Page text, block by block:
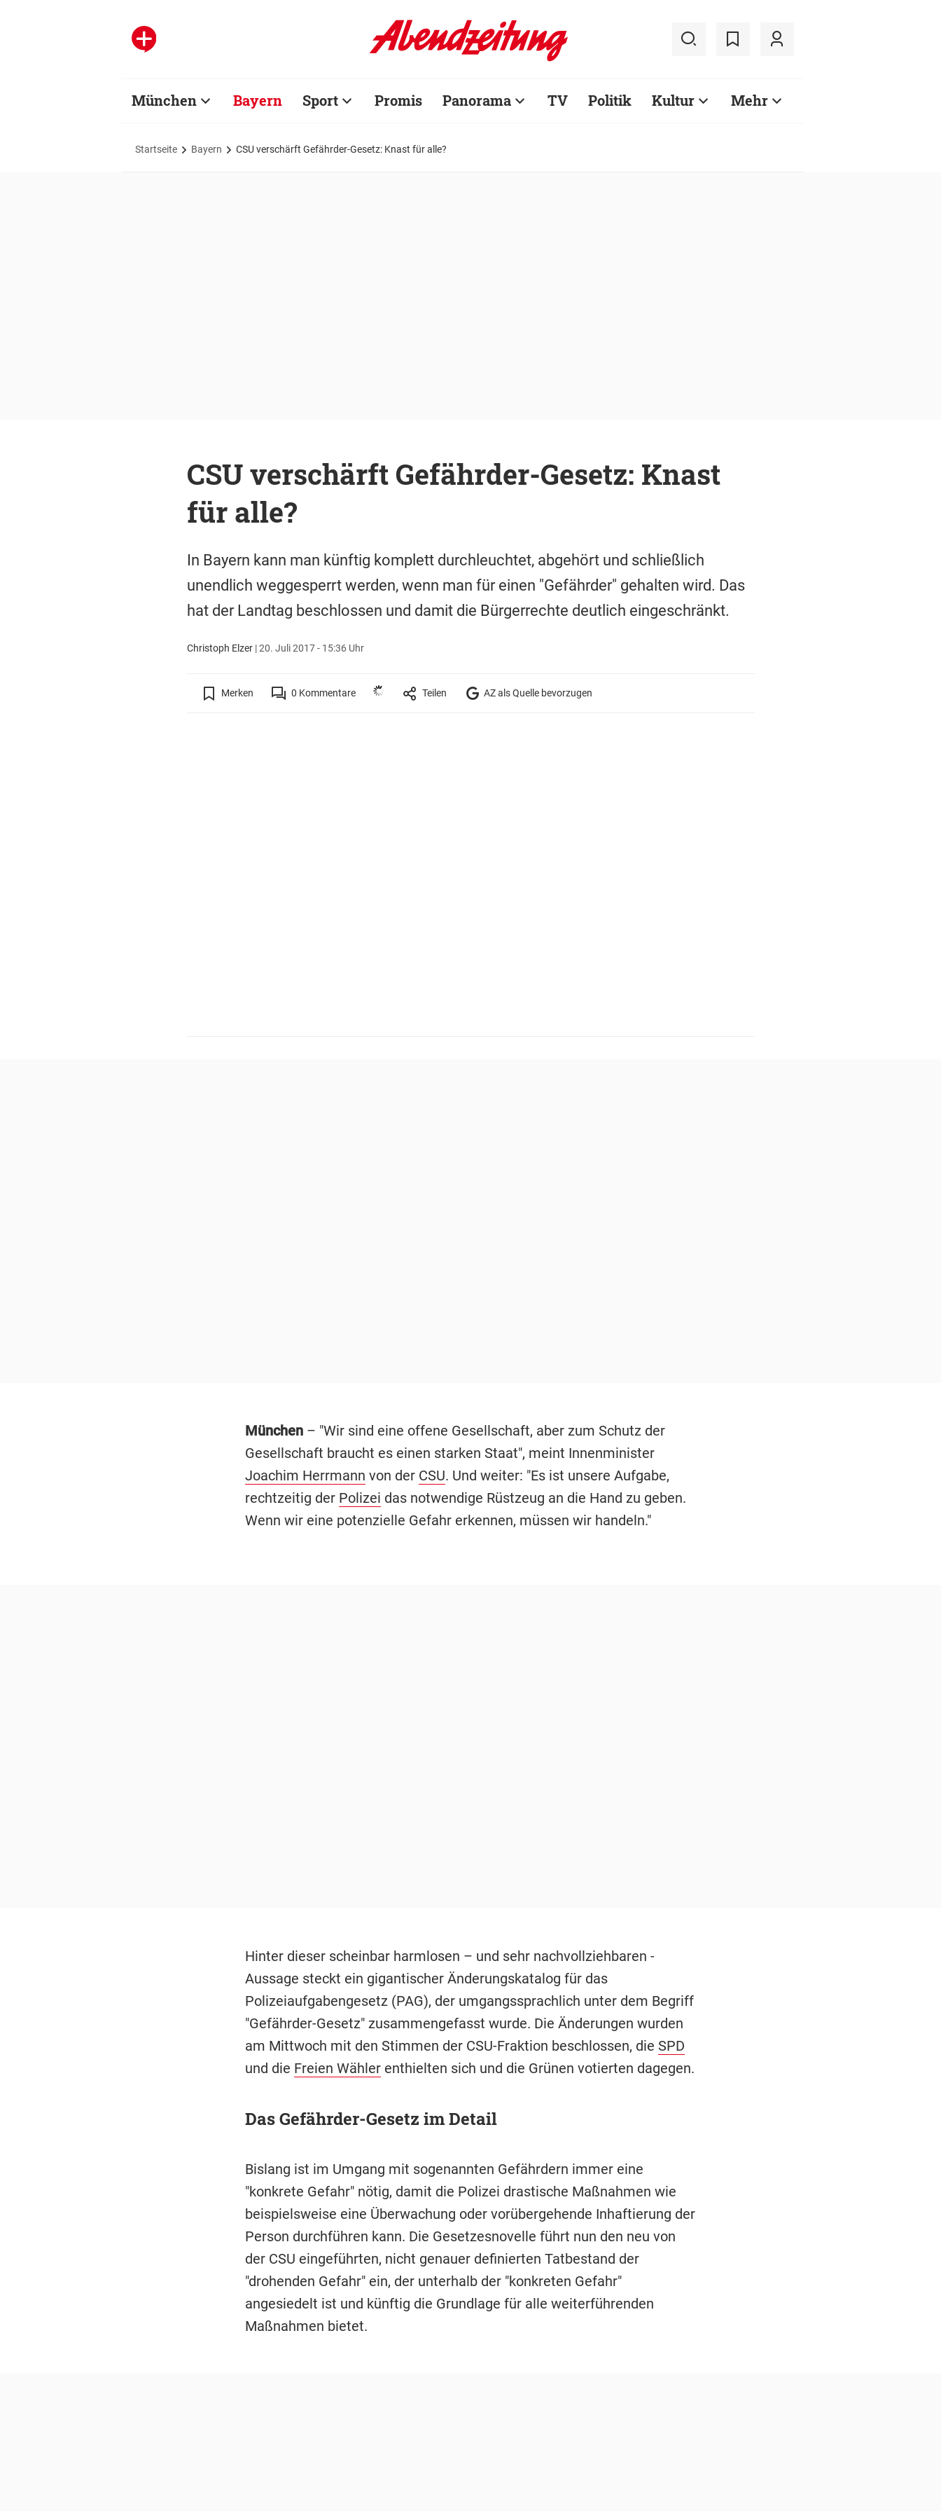
München Bayern Sport Promis Panorama TV Politik Kultur Mehr
Startseite Bayern CSU verschärft Gefährder-Gesetz: Knast für alle?
CSU verschärft Gefährder-Gesetz: Knast
für alle?
In Bayern kann man künftig komplett durchleuchtet, abgehört und schließlich
unendlich weggesperrt werden, wenn man für einen "Gefährder" gehalten wird. Das
hat der Landtag beschlossen und damit die Bürgerrechte deutlich eingeschränkt.
Christoph Elzer|20. Juli 2017 - 15:36 Uhr
Merken 0 Kommentare Teilen AZ als Quelle bevorzugen
München– "Wir sind eine offene Gesellschaft, aber zum Schutz der
Gesellschaft braucht es einen starken Staat", meint Innenminister
Joachim Herrmann von der CSU. Und weiter: "Es ist unsere Aufgabe,
rechtzeitig der Polizei das notwendige Rüstzeug an die Hand zu geben.
Wenn wir eine potenzielle Gefahr erkennen, müssen wir handeln."
Hinter dieser scheinbar harmlosen – und sehr nachvollziehbaren -
Aussage steckt ein gigantischer Änderungskatalog für das
Polizeiaufgabengesetz (PAG), der umgangssprachlich unter dem Begriff
"Gefährder-Gesetz" zusammengefasst wurde. Die Änderungen wurden
am Mittwoch mit den Stimmen der CSU-Fraktion beschlossen, die SPD
und die Freien Wählerenthielten sich und die Grünen votierten dagegen.
Das Gefährder-Gesetz im Detail
Bislang ist im Umgang mit sogenannten Gefährdern immer eine
"konkrete Gefahr" nötig, damit die Polizei drastische Maßnahmen wie
beispielsweise eine Überwachung oder vorübergehende Inhaftierung der
Person durchführen kann. Die Gesetzesnovelle führt nun den neu von
der CSU eingeführten, nicht genauer definierten Tatbestand der
"drohenden Gefahr" ein, der unterhalb der "konkreten Gefahr"
angesiedelt ist und künftig die Grundlage für alle weiterführenden
Maßnahmen bietet.